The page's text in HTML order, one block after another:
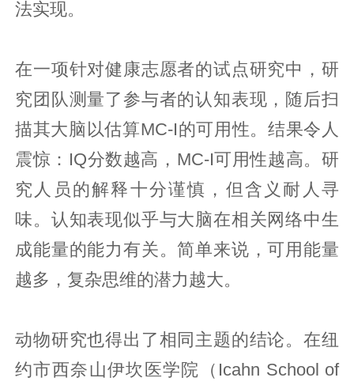
法实现。
在一项针对健康志愿者的试点研究中，研
究团队测量了参与者的认知表现，随后扫
描其大脑以估算MC-I的可用性。结果令人
震惊：IQ分数越高，MC-I可用性越高。研
究人员的解释十分谨慎，但含义耐人寻
味。认知表现似乎与大脑在相关网络中生
成能量的能力有关。简单来说，可用能量
越多，复杂思维的潜力越大。
动物研究也得出了相同主题的结论。在纽
约市西奈山伊坎医学院（Icahn School of